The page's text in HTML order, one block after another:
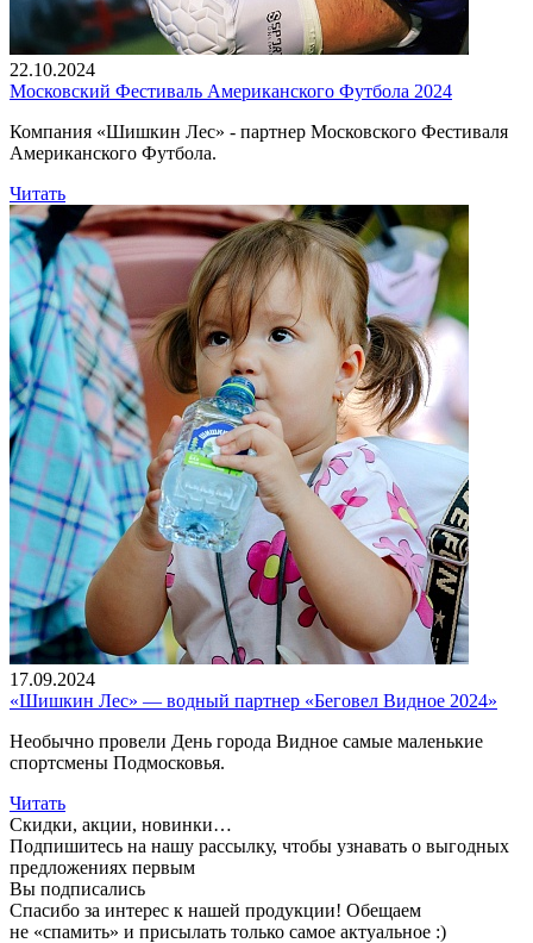
22.10.2024
Московский Фестиваль Американского Футбола 2024
Компания «Шишкин Лес» - партнер Московского Фестиваля
Американского Футбола.
Читать
17.09.2024
«Шишкин Лес» — водный партнер «Беговел Видное 2024»
Необычно провели День города Видное самые маленькие
спортсмены Подмосковья.
Читать
Скидки, акции, новинки…
Подпишитесь на нашу рассылку, чтобы узнавать о выгодных
предложениях первым
Вы подписались
Спасибо за интерес к нашей продукции! Обещаем
не «спамить» и присылать только самое актуальное :)